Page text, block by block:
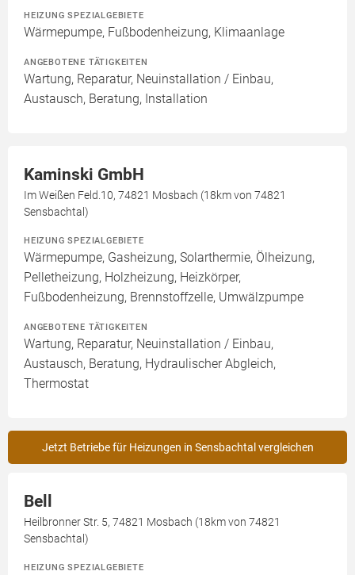
HEIZUNG SPEZIALGEBIETE
Wärmepumpe, Fußbodenheizung, Klimaanlage
ANGEBOTENE TÄTIGKEITEN
Wartung, Reparatur, Neuinstallation / Einbau,
Austausch, Beratung, Installation
Kaminski GmbH
Im Weißen Feld.10, 74821 Mosbach (18km von 74821
Sensbachtal)
HEIZUNG SPEZIALGEBIETE
Wärmepumpe, Gasheizung, Solarthermie, Ölheizung,
Pelletheizung, Holzheizung, Heizkörper,
Fußbodenheizung, Brennstoffzelle, Umwälzpumpe
ANGEBOTENE TÄTIGKEITEN
Wartung, Reparatur, Neuinstallation / Einbau,
Austausch, Beratung, Hydraulischer Abgleich,
Thermostat
Jetzt Betriebe für Heizungen in Sensbachtal vergleichen
Bell
Heilbronner Str. 5, 74821 Mosbach (18km von 74821
Sensbachtal)
HEIZUNG SPEZIALGEBIETE